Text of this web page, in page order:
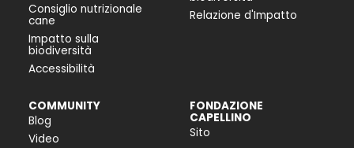
Consiglio nutrizionale
cane
Impatto sulla
biodiversità
Accessibilità
Relazione d'Impatto
COMMUNITY
Blog
Video
FONDAZIONE
CAPELLINO
Sito